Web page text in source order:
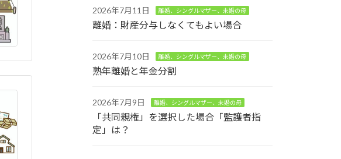
2026年7月11日 離婚、シングルマザー、未婚の母
離婚：財産分与しなくてもよい場合
2026年7月10日 離婚、シングルマザー、未婚の母
熟年離婚と年金分割
2026年7月9日 離婚、シングルマザー、未婚の母
「共同親権」を選択した場合「監護者指
定」は？